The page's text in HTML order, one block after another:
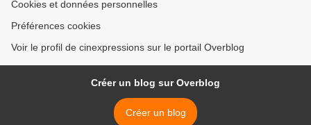
Cookies et données personnelles
Préférences cookies
Voir le profil de cinexpressions sur le portail Overblog
Créer un blog sur Overblog
Créer un blog